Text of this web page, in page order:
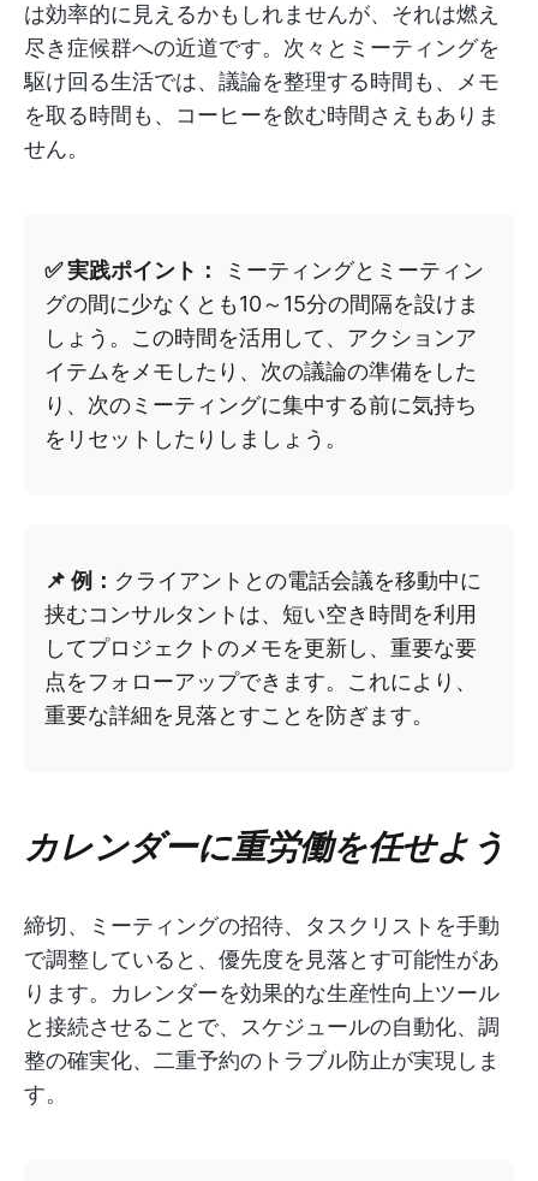
は効率的に見えるかもしれませんが、それは燃え
尽き症候群への近道です。次々とミーティングを
駆け回る生活では、議論を整理する時間も、メモ
を取る時間も、コーヒーを飲む時間さえもありま
せん。
✅ 実践ポイント：
ミーティングとミーティン
グの間に少なくとも10～15分の間隔を設けま
しょう。この時間を活用して、アクションア
イテムをメモしたり、次の議論の準備をした
り、次のミーティングに集中する前に気持ち
をリセットしたりしましょう。
📌 例： クライアントとの電話会議を移動中に
挟むコンサルタントは、短い空き時間を利用
してプロジェクトのメモを更新し、重要な要
点をフォローアップできます。これにより、
重要な詳細を見落とすことを防ぎます。
カレンダーに重労働を任せよう
締切、ミーティングの招待、タスクリストを手動
で調整していると、優先度を見落とす可能性があ
ります。カレンダーを効果的な生産性向上ツール
と接続させることで、スケジュールの自動化、調
整の確実化、二重予約のトラブル防止が実現しま
す。